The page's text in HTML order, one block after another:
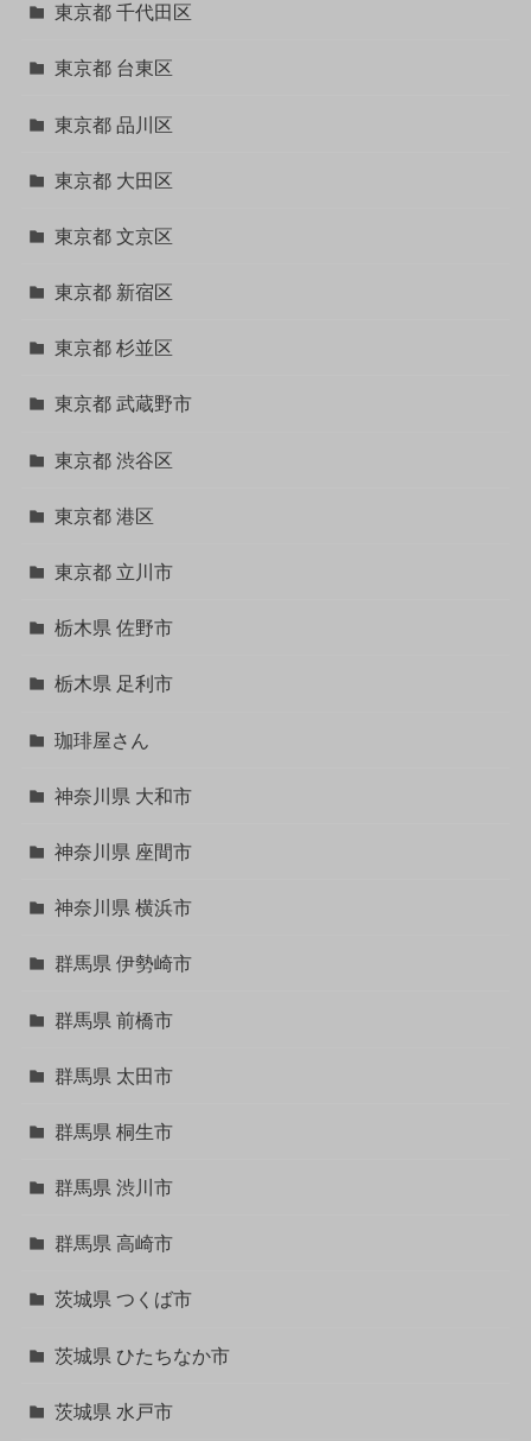
東京都 千代田区
東京都 台東区
東京都 品川区
東京都 大田区
東京都 文京区
東京都 新宿区
東京都 杉並区
東京都 武蔵野市
東京都 渋谷区
東京都 港区
東京都 立川市
栃木県 佐野市
栃木県 足利市
珈琲屋さん
神奈川県 大和市
神奈川県 座間市
神奈川県 横浜市
群馬県 伊勢崎市
群馬県 前橋市
群馬県 太田市
群馬県 桐生市
群馬県 渋川市
群馬県 高崎市
茨城県 つくば市
茨城県 ひたちなか市
茨城県 水戸市